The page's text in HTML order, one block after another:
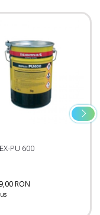
PU 600
RON